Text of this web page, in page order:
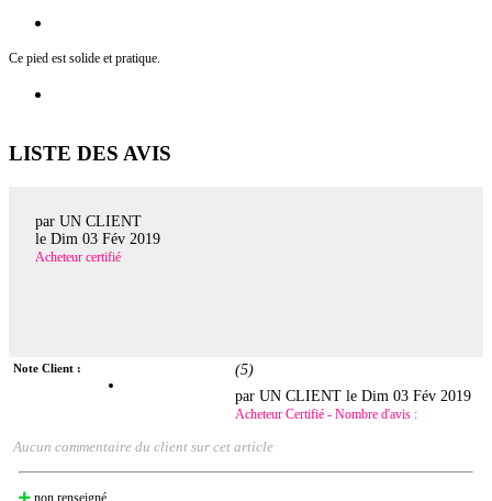
Ce pied est solide et pratique.
LISTE DES AVIS
par UN CLIENT
le Dim 03 Fév 2019
Acheteur certifié
Note Client : (5)
par UN CLIENT leDim 03 Fév 2019
Acheteur Certifié - Nombre d'avis :
Aucun commentaire du client sur cet article